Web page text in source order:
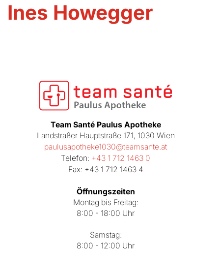
Ines Howegger
Team Santé Paulus Apotheke
Landstraßer Hauptstraße 171, 1030 Wien
paulusapotheke1030@teamsante.at
Telefon: +43 1 712 1463 0
Fax: +43 1 712 1463 4
Öffnungszeiten
Montag bis Freitag:
8:00 - 18:00 Uhr
Samstag:
8:00 - 12:00 Uhr